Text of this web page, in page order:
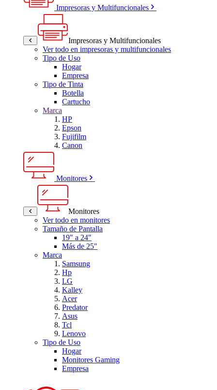
Impresoras y Multifuncionales
Impresoras y Multifuncionales
Ver todo en impresoras y multifuncionales
Tipo de Uso
Hogar
Empresa
Tipo de Tinta
Botella
Cartucho
Marca
HP
Epson
Fujifilm
Canon
Monitores
Monitores
Ver todo en monitores
Tamaño de Pantalla
19" a 24"
Más de 25"
Marca
Samsung
Hp
LG
Kalley
Acer
Predator
Asus
Tcl
Lenovo
Tipo de Uso
Hogar
Monitores Gaming
Empresa